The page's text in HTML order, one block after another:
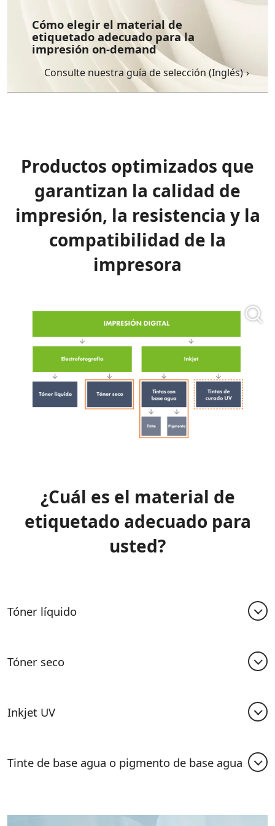
Cómo elegir el material de
etiquetado adecuado para la
impresión on-demand
Consulte nuestra guía de selección (Inglés)
Productos optimizados que
garantizan la calidad de
impresión, la resistencia y la
compatibilidad de la
impresora
¿Cuál es el material de
etiquetado adecuado para
usted?
Tóner líquido
Tóner seco
Inkjet UV
Tinte de base agua o pigmento de base agua